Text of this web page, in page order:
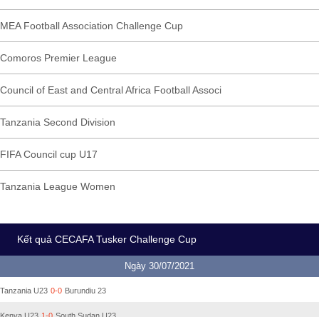
MEA Football Association Challenge Cup
Comoros Premier League
Council of East and Central Africa Football Associ
Tanzania Second Division
FIFA Council cup U17
Tanzania League Women
Kết quả CECAFA Tusker Challenge Cup
Ngày 30/07/2021
Tanzania U23 0-0 Burundiu 23